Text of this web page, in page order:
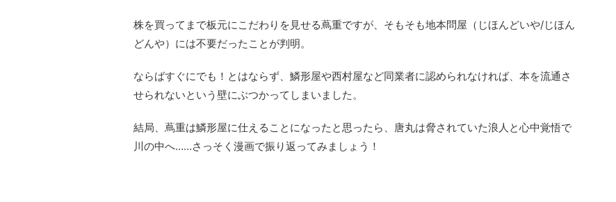
株を買ってまで板元にこだわりを見せる蔦重ですが、そもそも地本問屋（じほんどいや/じほん
どんや）には不要だったことが判明。
ならばすぐにでも！とはならず、鱗形屋や西村屋など同業者に認められなければ、本を流通さ
せられないという壁にぶつかってしまいました。
結局、蔦重は鱗形屋に仕えることになったと思ったら、唐丸は脅されていた浪人と心中覚悟で
川の中へ……さっそく漫画で振り返ってみましょう！